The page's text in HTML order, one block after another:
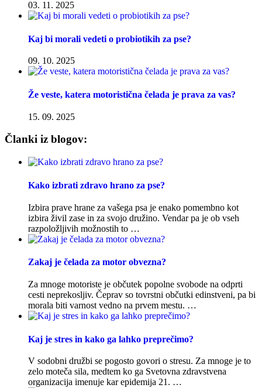
03. 11. 2025
Kaj bi morali vedeti o probiotikih za pse?
09. 10. 2025
Že veste, katera motoristična čelada je prava za vas?
15. 09. 2025
Članki iz blogov:
Kako izbrati zdravo hrano za pse?
Izbira prave hrane za vašega psa je enako pomembno kot
izbira živil zase in za svojo družino. Vendar pa je ob vseh
razpoložljivih možnostih to …
Zakaj je čelada za motor obvezna?
Za mnoge motoriste je občutek popolne svobode na odprti
cesti neprekosljiv. Čeprav so tovrstni občutki edinstveni, pa bi
morala biti varnost vedno na prvem mestu. …
Kaj je stres in kako ga lahko preprečimo?
V sodobni družbi se pogosto govori o stresu. Za mnoge je to
zelo moteča sila, medtem ko ga Svetovna zdravstvena
organizacija imenuje kar epidemija 21. …